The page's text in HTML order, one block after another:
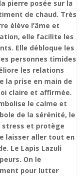
pierre posée sur la
de chaud. Très
élève l’âme et
elle facilite les
Elle débloque les
personnes timides
les relations
la prise en main de
claire et affirmée.
le calme et
de la sérénité, le
stress et protège
laisser aller tout en
Le Lapis Lazuli
On le
pour lutter